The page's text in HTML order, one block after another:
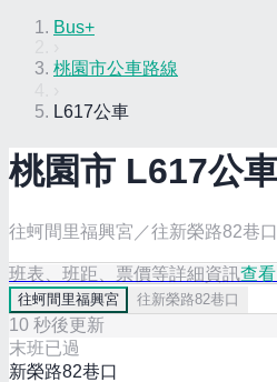
Bus+
桃園市公車路線
L617公車
桃園市 L617公
往蚵間里福興宮／往新榮路82巷口
班表、班距、票價等詳細資訊查看
往蚵間里福興宮 往新榮路82巷口
10 秒後更新
末班已過
新榮路82巷口